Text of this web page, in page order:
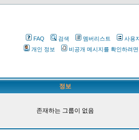
FAQ 검색 멤버리스트 사용
개인 정보
비공개 메시지를 확인하려
정보
존재하는 그룹이 없음